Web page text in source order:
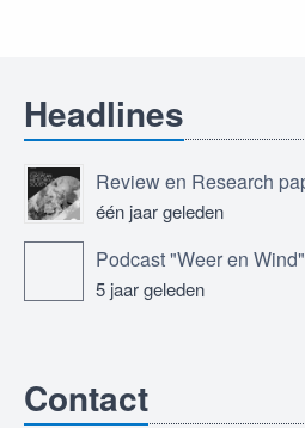
Headlines
één jaar geleden
Podcast "Weer en Wind"
5 jaar geleden
Contact